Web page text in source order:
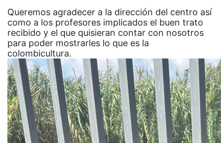
Queremos agradecer a la dirección del centro así
como a los profesores implicados el buen trato
recibido y el que quisieran contar con nosotros
para poder mostrarles lo que es la
colombicultura.